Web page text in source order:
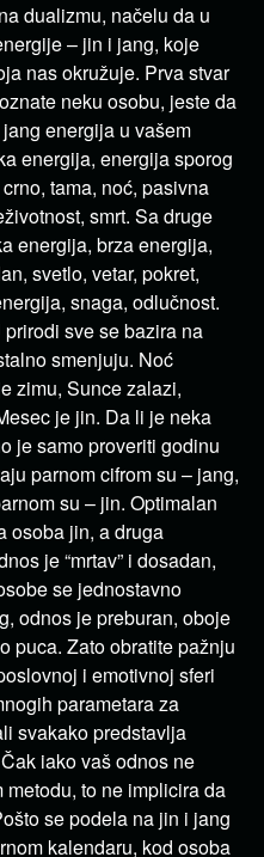
dualizmu, načelu da u
– jin i jang, koje
nas okružuje. Prva stvar
neku osobu, jeste da
energija u vašem
energija, energija sporog
tama, noć, pasivna
smrt. Sa druge
energija, brza energija,
svetlo, vetar, pokret,
snaga, odlučnost.
sve se bazira na
smenjuju. Noć
zimu, Sunce zalazi,
je jin. Da li je neka
je samo proveriti godinu
parnom cifrom su – jang,
su – jin. Optimalan
osoba jin, a druga
je “mrtav” i dosadan,
se jednostavno
odnos je preburan, oboje
puca. Zato obratite pažnju
i emotivnoj sferi
parametara za
svakako predstavlja
iako vaš odnos ne
to ne implicira da
se podela na jin i jang
kalendaru, kod osoba